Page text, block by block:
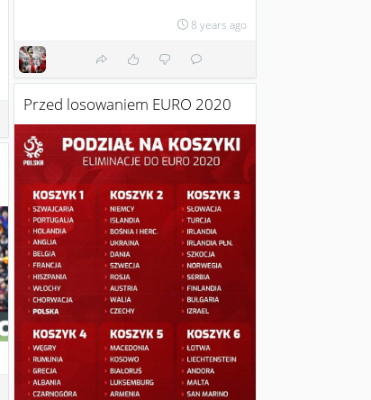
8 years ago
Przed losowaniem EURO 2020